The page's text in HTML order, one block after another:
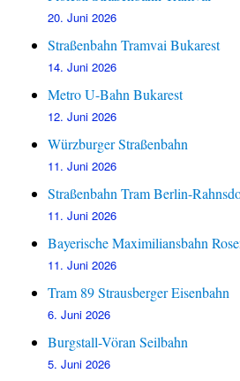
20. Juni 2026
Straßenbahn Tramvai Bukarest
14. Juni 2026
Metro U-Bahn Bukarest
12. Juni 2026
Würzburger Straßenbahn
11. Juni 2026
Straßenbahn Tram Berlin-
11. Juni 2026
Bayerische Maximiliansbahn
11. Juni 2026
Tram 89 Strausberger Eisenbahn
6. Juni 2026
Burgstall-Vöran Seilbahn
5. Juni 2026